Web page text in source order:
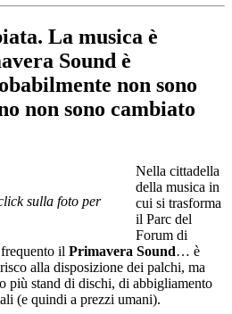
La musica è
Sound è
non sono
non sono cambiato
sulla foto per
Nella cittadella
della musica in
cui si trasforma
il Parc del
Forum di
il Primavera Sound… è
alla disposizione dei palchi, ma
più stand di dischi, di abbigliamento
(e quindi a prezzi umani).